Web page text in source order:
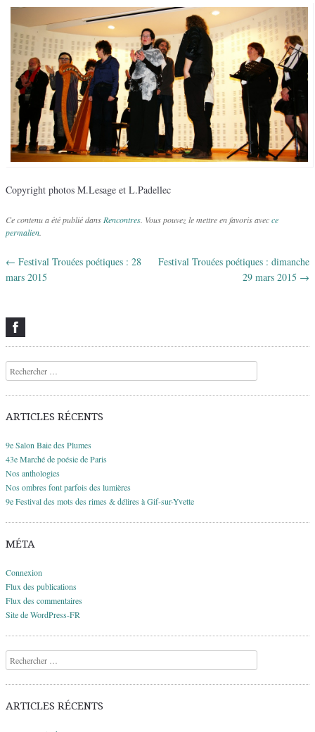
Copyright photos M.Lesage et L.Padellec
Ce contenu a été publié dansRencontres. Vous pouvez le mettre en favoris avecce
permalien.
Navigation des articles
← Festival Trouées poétiques : 28
mars 2015
Festival Trouées poétiques : dimanche
29 mars 2015 →
Recherche
ARTICLES RÉCENTS
9e Salon Baie des Plumes
43e Marché de poésie de Paris
Nos anthologies
Nos ombres font parfois des lumières
9e Festival des mots des rimes & délires à Gif-sur-Yvette
MÉTA
Connexion
Flux des publications
Flux des commentaires
Site de WordPress-FR
Recherche
ARTICLES RÉCENTS